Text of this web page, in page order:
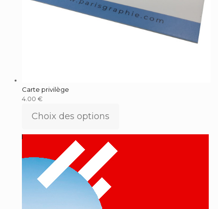
Carte privilège
4.00 €
Choix des options